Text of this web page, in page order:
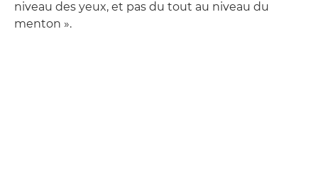
niveau des yeux, et pas du tout au niveau du
menton ».